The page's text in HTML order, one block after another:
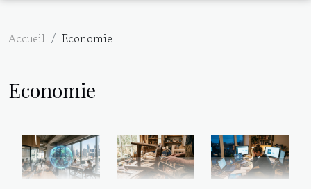
Accueil Economie
Economie